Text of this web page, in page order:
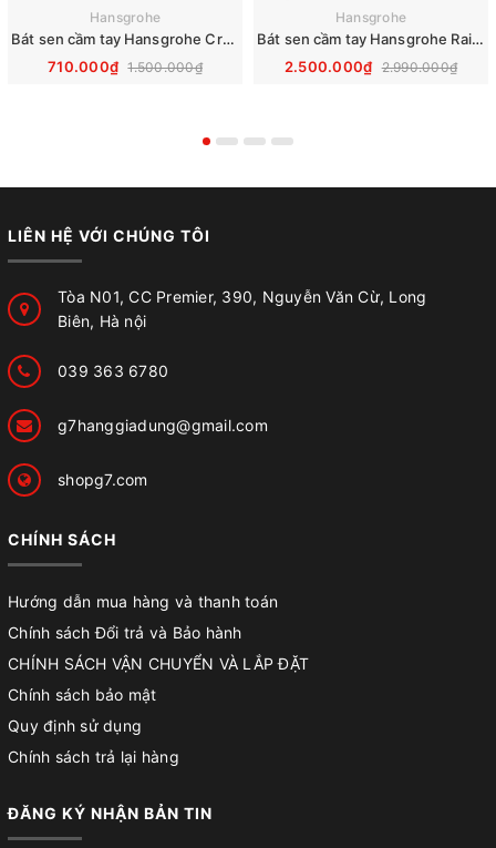
Hansgrohe
Bát sen cầm tay Hansgrohe Crometta Vario 26330400
710.000₫ 1.500.000₫
Hansgrohe
Bát sen cầm tay Hansgrohe Raindance Select S 120 3jet 26520000
2.500.000₫ 2.990.000₫
LIÊN HỆ VỚI CHÚNG TÔI
Tòa N01, CC Premier, 390, Nguyễn Văn Cừ, Long
Biên, Hà nội
039 363 6780
g7hanggiadung@gmail.com
shopg7.com
CHÍNH SÁCH
Hướng dẫn mua hàng và thanh toán
Chính sách Đổi trả và Bảo hành
CHÍNH SÁCH VẬN CHUYỂN VÀ LẮP ĐẶT
Chính sách bảo mật
Quy định sử dụng
Chính sách trả lại hàng
ĐĂNG KÝ NHẬN BẢN TIN